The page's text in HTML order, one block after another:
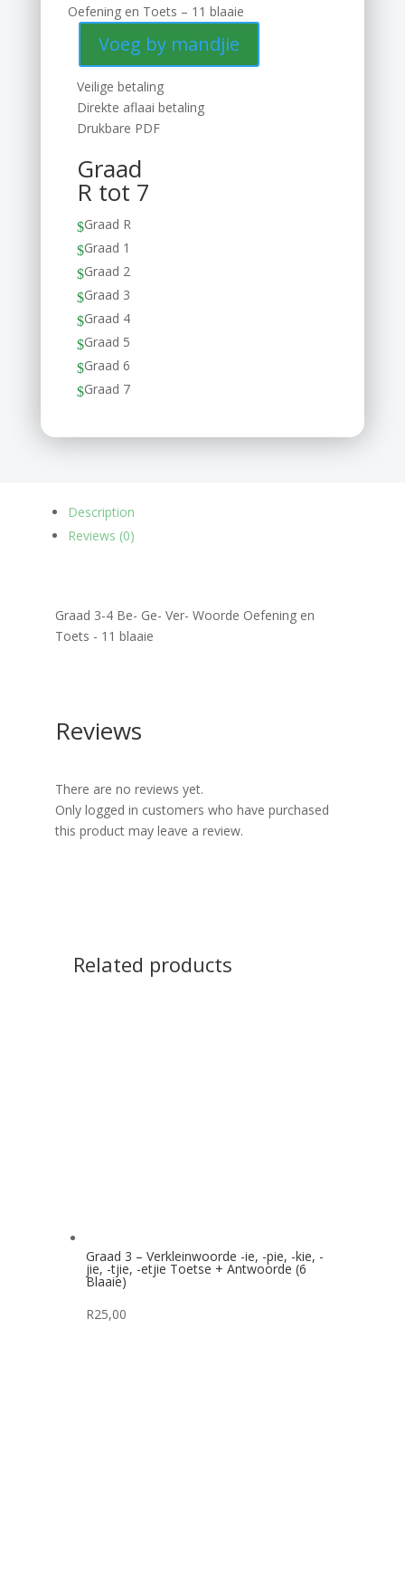
Oefening en Toets – 11 blaaie
Voeg by mandjie
Veilige betaling
Direkte aflaai betaling
Drukbare PDF
Graad
R tot 7
$Graad R
$Graad 1
$Graad 2
$Graad 3
$Graad 4
$Graad 5
$Graad 6
$Graad 7
Description
Reviews (0)
Graad 3-4 Be- Ge- Ver- Woorde Oefening en
Toets - 11 blaaie
Reviews
There are no reviews yet.
Only logged in customers who have purchased
this product may leave a review.
Related products
Graad 3 – Verkleinwoorde -ie, -pie, -kie, -
jie, -tjie, -etjie Toetse + Antwoorde (6
Blaaie)
R25,00